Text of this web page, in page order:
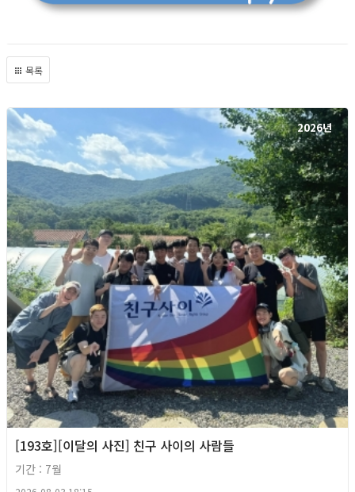
목록
2026년
[193호][이달의 사진] 친구 사이의 사람들
기간 : 7월